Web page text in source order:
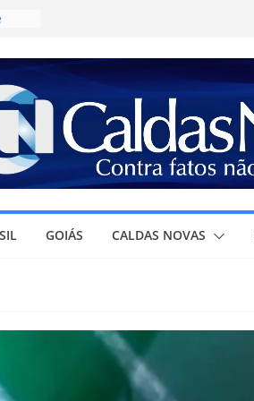
à
GOIÁS CALDAS NOVAS